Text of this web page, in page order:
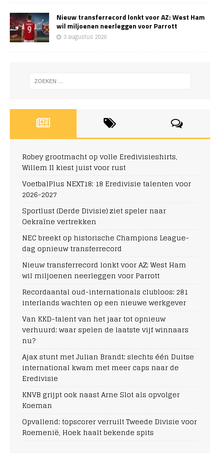
Nieuw transferrecord lonkt voor AZ: West Ham
wil miljoenen neerleggen voor Parrott
3 augustus 2026
Robey grootmacht op volle Eredivisieshirts,
Willem II kiest juist voor rust
VoetbalPlus NEXT18: 18 Eredivisie talenten voor
2026-2027
Sportlust (Derde Divisie) ziet speler naar
Oekraïne vertrekken
NEC breekt op historische Champions League-
dag opnieuw transferrecord
Nieuw transferrecord lonkt voor AZ: West Ham
wil miljoenen neerleggen voor Parrott
Recordaantal oud-internationals clubloos: 281
interlands wachten op een nieuwe werkgever
Van KKD-talent van het jaar tot opnieuw
verhuurd: waar spelen de laatste vijf winnaars
nu?
Ajax stunt met Julian Brandt: slechts één Duitse
international kwam met meer caps naar de
Eredivisie
KNVB grijpt ook naast Arne Slot als opvolger
Koeman
Opvallend: topscorer verruilt Tweede Divisie voor
Roemenië, Hoek haalt bekende spits